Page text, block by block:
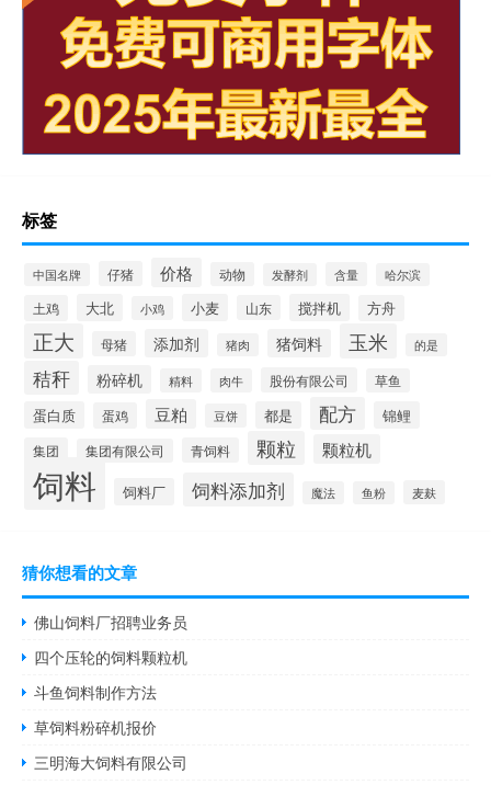
标签
中国名牌 仔猪 价格 动物 发酵剂 含量 哈尔滨
土鸡 大北 小鸡 小麦 山东 搅拌机 方舟
正大 母猪 添加剂 猪肉 猪饲料 玉米 的是
秸秆 粉碎机 精料 肉牛 股份有限公司 草鱼
蛋白质 蛋鸡 豆粕 豆饼 都是 配方 锦鲤
集团 集团有限公司 青饲料 颗粒 颗粒机
饲料 饲料厂 饲料添加剂 魔法 鱼粉 麦麸
猜你想看的文章
佛山饲料厂招聘业务员
四个压轮的饲料颗粒机
斗鱼饲料制作方法
草饲料粉碎机报价
三明海大饲料有限公司